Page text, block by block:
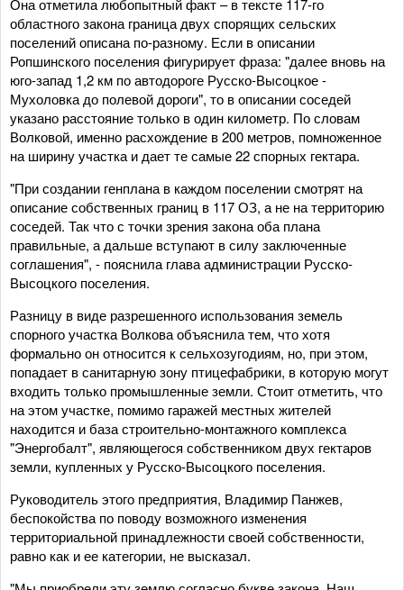
Она отметила любопытный факт – в тексте 117-го
областного закона граница двух спорящих сельских
поселений описана по-разному. Если в описании
Ропшинского поселения фигурирует фраза: "далее вновь на
юго-запад 1,2 км по автодороге Русско-Высоцкое -
Мухоловка до полевой дороги", то в описании соседей
указано расстояние только в один километр. По словам
Волковой, именно расхождение в 200 метров, помноженное
на ширину участка и дает те самые 22 спорных гектара.
"При создании генплана в каждом поселении смотрят на
описание собственных границ в 117 ОЗ, а не на территорию
соседей. Так что с точки зрения закона оба плана
правильные, а дальше вступают в силу заключенные
соглашения", - пояснила глава администрации Русско-
Высоцкого поселения.
Разницу в виде разрешенного использования земель
спорного участка Волкова объяснила тем, что хотя
формально он относится к сельхозугодиям, но, при этом,
попадает в санитарную зону птицефабрики, в которую могут
входить только промышленные земли. Стоит отметить, что
на этом участке, помимо гаражей местных жителей
находится и база строительно-монтажного комплекса
"Энергобалт", являющегося собственником двух гектаров
земли, купленных у Русско-Высоцкого поселения.
Руководитель этого предприятия, Владимир Панжев,
беспокойства по поводу возможного изменения
территориальной принадлежности своей собственности,
равно как и ее категории, не высказал.